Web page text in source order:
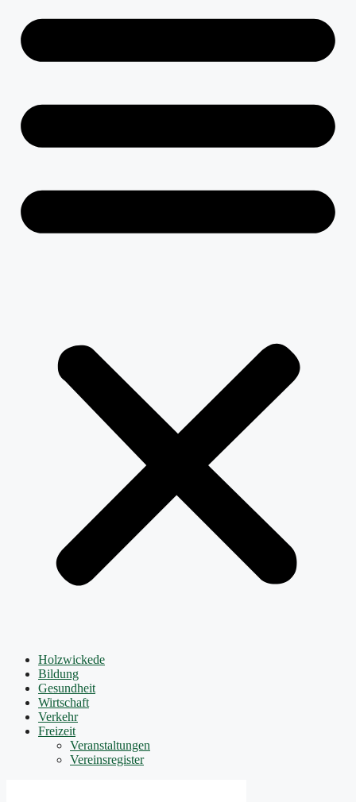
Holzwickede
Bildung
Gesundheit
Wirtschaft
Verkehr
Freizeit
Veranstaltungen
Vereinsregister